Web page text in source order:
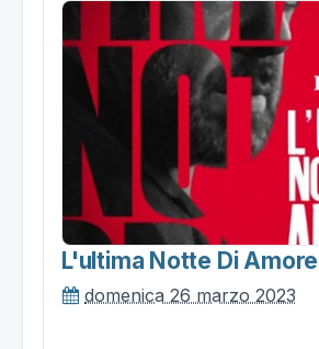
L'ultima Notte Di Amore
domenica 26 marzo 2023